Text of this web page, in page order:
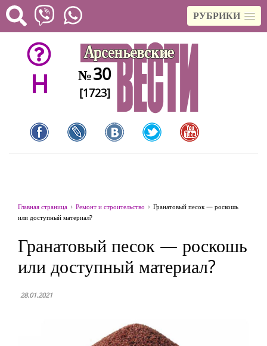
РУБРИКИ
H №30
[1723]
Главная страница Ремонт и строительство
Гранатовый песок — роскошь
или доступный материал?
Гранатовый песок — роскошь
или доступный материал?
28.01.2021